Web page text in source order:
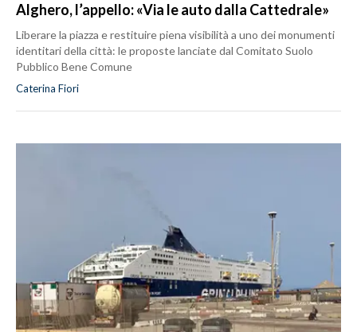
Alghero, l’appello: «Via le auto dalla Cattedrale»
Liberare la piazza e restituire piena visibilità a uno dei monumenti
identitari della città: le proposte lanciate dal Comitato Suolo
Pubblico Bene Comune
Caterina Fiori